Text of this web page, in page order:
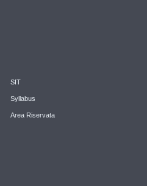
SIT
Syllabus
Area Riservata